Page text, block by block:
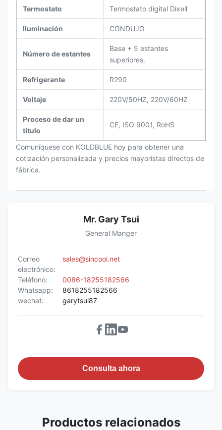
Termostato Termostato digital Dixell
Iluminación CONDUJO
Número de estantes
Base + 5 estantes
superiores.
Refrigerante R290
Voltaje 220V/50HZ, 220V/60HZ
Proceso de dar un
título
CE, ISO 9001, RoHS
Comuníquese con KOLDBLUE hoy para obtener una
cotización personalizada y precios mayoristas directos de
fábrica.
Mr. Gary Tsui
General Manger
Correo
electrónico:
sales@sincool.net
Teléfono:
0086-18255182566
Whatsapp:
8618255182566
wechat:
garytsui87
Consulta ahora
Productos relacionados